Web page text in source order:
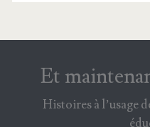
Et
Histoires à l’usage